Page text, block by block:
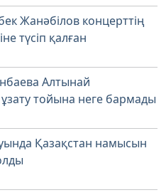
Жанәбілов концерттің
түсіп қалған
Алтынай
тойына неге бармады
Қазақстан намысын